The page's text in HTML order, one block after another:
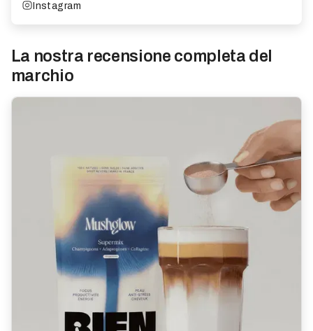
Instagram
La nostra recensione completa del
marchio